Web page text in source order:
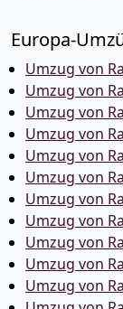
Europa-
Umzug von
Umzug von
Umzug von
Umzug von
Umzug von
Umzug von
Umzug von
Umzug von
Umzug von
Umzug von
Umzug von